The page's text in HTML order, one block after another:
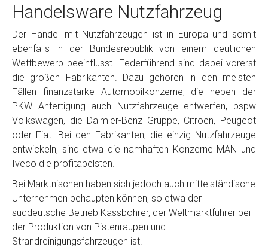
Handelsware Nutzfahrzeug
Der Handel mit Nutzfahrzeugen ist in Europa und somit
ebenfalls in der Bundesrepublik von einem deutlichen
Wettbewerb beeinflusst. Federführend sind dabei vorerst
die großen Fabrikanten. Dazu gehören in den meisten
Fällen finanzstarke Automobilkonzerne, die neben der
PKW Anfertigung auch Nutzfahrzeuge entwerfen, bspw
Volkswagen, die Daimler-Benz Gruppe, Citroen, Peugeot
oder Fiat. Bei den Fabrikanten, die einzig Nutzfahrzeuge
entwickeln, sind etwa die namhaften Konzerne MAN und
Iveco die profitabelsten.
Bei Marktnischen haben sich jedoch auch mittelständische
Unternehmen behaupten können, so etwa der
süddeutsche Betrieb Kässbohrer, der Weltmarktführer bei
der Produktion von Pistenraupen und
Strandreinigungsfahrzeugen ist.